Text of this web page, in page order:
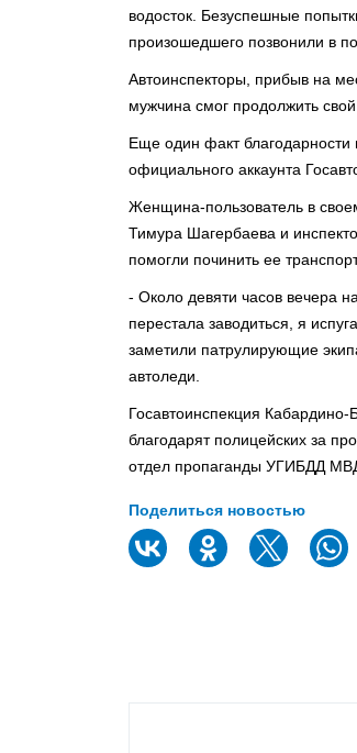
водосток. Безуспешные
произошедшего позвонили в
Автоинспекторы, прибыв на
мужчина смог продолжить свой
Еще один факт благодарности
официального аккаунта
Женщина-пользователь в
Тимура Шагербаева и
помогли починить ее
- Около девяти часов вечера
перестала заводиться, я
заметили патрулирующие
автоледи.
Госавтоинспекция
благодарят полицейских за
отдел пропаганды УГИБДД
Поделиться новостью